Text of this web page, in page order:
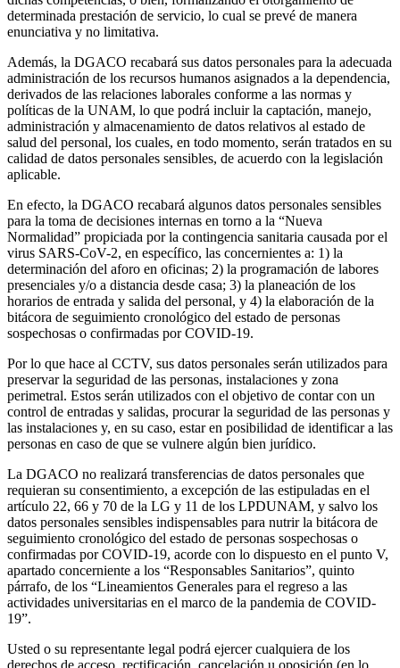
determinada prestación de servicio, lo cual se prevé de manera
enunciativa y no limitativa.
Además, la DGACO recabará sus datos personales para la adecuada
administración de los recursos humanos asignados a la dependencia,
derivados de las relaciones laborales conforme a las normas y
políticas de la UNAM, lo que podrá incluir la captación, manejo,
administración y almacenamiento de datos relativos al estado de
salud del personal, los cuales, en todo momento, serán tratados en su
calidad de datos personales sensibles, de acuerdo con la legislación
aplicable.
En efecto, la DGACO recabará algunos datos personales sensibles
para la toma de decisiones internas en torno a la “Nueva
Normalidad” propiciada por la contingencia sanitaria causada por el
virus SARS-CoV-2, en específico, las concernientes a: 1) la
determinación del aforo en oficinas; 2) la programación de labores
presenciales y/o a distancia desde casa; 3) la planeación de los
horarios de entrada y salida del personal, y 4) la elaboración de la
bitácora de seguimiento cronológico del estado de personas
sospechosas o confirmadas por COVID-19.
Por lo que hace al CCTV, sus datos personales serán utilizados para
preservar la seguridad de las personas, instalaciones y zona
perimetral. Estos serán utilizados con el objetivo de contar con un
control de entradas y salidas, procurar la seguridad de las personas y
las instalaciones y, en su caso, estar en posibilidad de identificar a las
personas en caso de que se vulnere algún bien jurídico.
La DGACO no realizará transferencias de datos personales que
requieran su consentimiento, a excepción de las estipuladas en el
artículo 22, 66 y 70 de la LG y 11 de los LPDUNAM, y salvo los
datos personales sensibles indispensables para nutrir la bitácora de
seguimiento cronológico del estado de personas sospechosas o
confirmadas por COVID-19, acorde con lo dispuesto en el punto V,
apartado concerniente a los “Responsables Sanitarios”, quinto
párrafo, de los “Lineamientos Generales para el regreso a las
actividades universitarias en el marco de la pandemia de COVID-
19”.
Usted o su representante legal podrá ejercer cualquiera de los